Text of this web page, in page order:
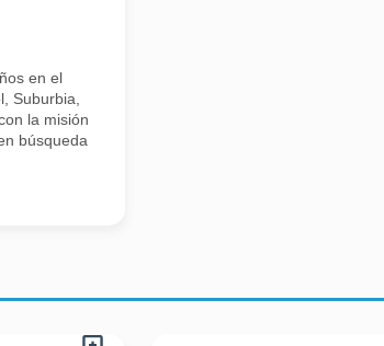
en el
Suburbia,
la misión
búsqueda